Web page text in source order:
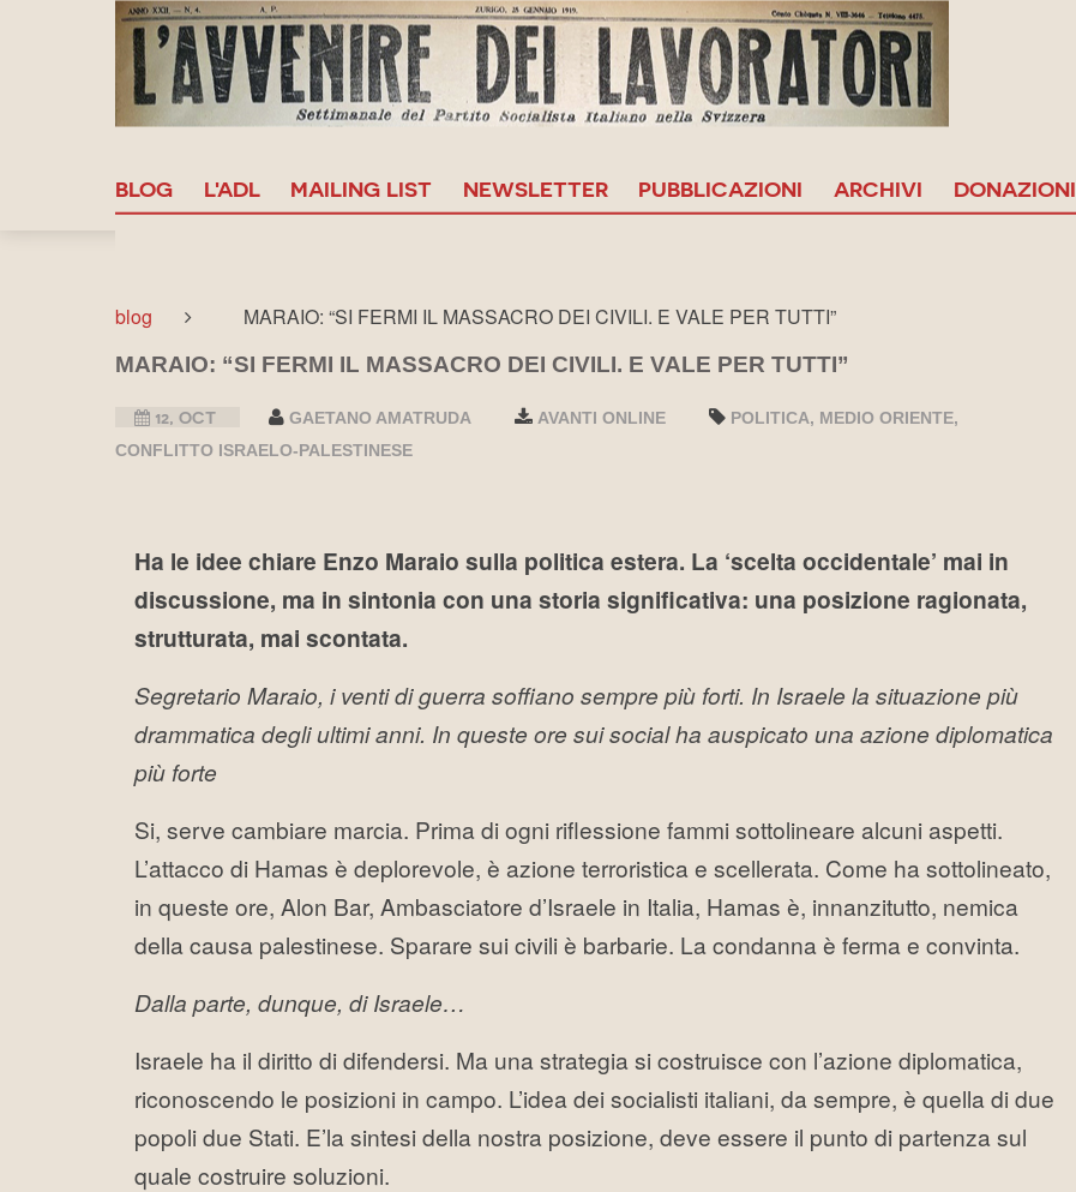
BLOG L'ADL MAILING LIST NEWSLETTER PUBBLICAZIONI ARCHIVI DONAZIONI
blog MARAIO: “SI FERMI IL MASSACRO DEI CIVILI. E VALE PER TUTTI”
MARAIO: “SI FERMI IL MASSACRO DEI CIVILI. E VALE PER TUTTI”
12, OCT GAETANO AMATRUDA AVANTI ONLINE POLITICA
MEDIO ORIENTE
CONFLITTO ISRAELO-PALESTINESE
Ha le idee chiare Enzo Maraio sulla politica estera. La ‘scelta occidentale’ mai in
discussione, ma in sintonia con una storia significativa: una posizione ragionata,
strutturata, mai scontata.
Segretario Maraio, i venti di guerra soffiano sempre più forti. In Israele la situazione più
drammatica degli ultimi anni. In queste ore sui social ha auspicato una azione diplomatica
più forte
Si, serve cambiare marcia. Prima di ogni riflessione fammi sottolineare alcuni aspetti.
L’attacco di Hamas è deplorevole, è azione terroristica e scellerata. Come ha sottolineato,
in queste ore, Alon Bar, Ambasciatore d’Israele in Italia, Hamas è, innanzitutto, nemica
della causa palestinese. Sparare sui civili è barbarie. La condanna è ferma e convinta.
Dalla parte, dunque, di Israele…
Israele ha il diritto di difendersi. Ma una strategia si costruisce con l’azione diplomatica,
riconoscendo le posizioni in campo. L’idea dei socialisti italiani, da sempre, è quella di due
popoli due Stati. E’la sintesi della nostra posizione, deve essere il punto di partenza sul
quale costruire soluzioni.